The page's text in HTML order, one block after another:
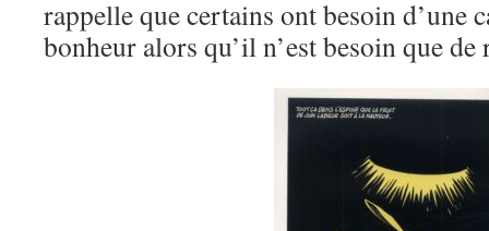
rappelle que certains ont besoin d’une
bonheur alors qu’il n’est besoin que de